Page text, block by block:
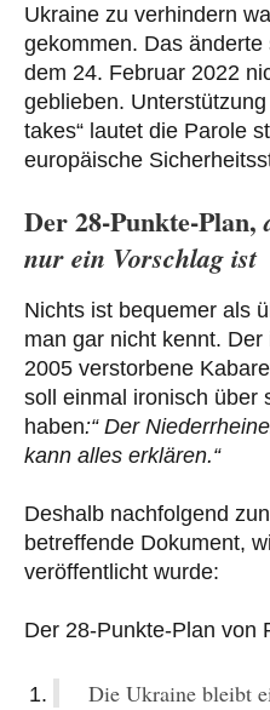
Ukraine zu verhindern
gekommen. Das
dem 24. Februar 2022
geblieben.
takes“ lautet die Parole
europäische
Der 28-Punkte-Plan,
nur ein Vorschlag ist
Nichts ist bequemer als
man gar nicht kennt.
2005 verstorbene
soll einmal ironisch über
haben:“ Der
kann alles erklären.“
Deshalb nachfolgend
betreffende Dokument,
veröffentlicht wurde:
Der 28-Punkte-Plan von
Die Ukraine bleibt